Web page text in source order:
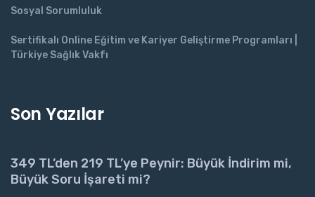
Sosyal Sorumluluk
Sertifikalı Online Eğitim ve Kariyer Geliştirme Programları |
Türkiye Sağlık Vakfı
Son Yazılar
349 TL’den 219 TL’ye Peynir: Büyük İndirim mi,
Büyük Soru İşareti mi?